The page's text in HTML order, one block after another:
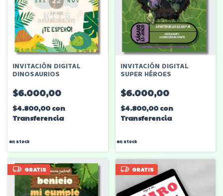
INVITACIÓN DIGITAL
DINOSAURIOS
$6.000,00
$4.800,00con
Transferencia
en stock
INVITACIÓN DIGITAL
SUPER HÉROES
$6.000,00
$4.800,00con
Transferencia
en stock
GRATIS GRATIS